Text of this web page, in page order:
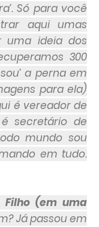
Só para você
aqui umas
uma ideia dos
300
a perna em
para ela)
é vereador de
é secretário de
mundo sou
em tudo.
Filho (em uma
Já passou em